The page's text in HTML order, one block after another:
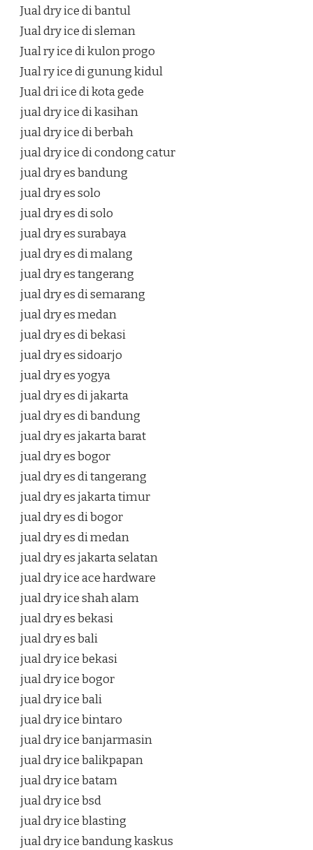
Jual dry ice di bantul
Jual dry ice di sleman
Jual ry ice di kulon progo
Jual ry ice di gunung kidul
Jual dri ice di kota gede
jual dry ice di kasihan
jual dry ice di berbah
jual dry ice di condong catur
jual dry es bandung
jual dry es solo
jual dry es di solo
jual dry es surabaya
jual dry es di malang
jual dry es tangerang
jual dry es di semarang
jual dry es medan
jual dry es di bekasi
jual dry es sidoarjo
jual dry es yogya
jual dry es di jakarta
jual dry es di bandung
jual dry es jakarta barat
jual dry es bogor
jual dry es di tangerang
jual dry es jakarta timur
jual dry es di bogor
jual dry es di medan
jual dry es jakarta selatan
jual dry ice ace hardware
jual dry ice shah alam
jual dry es bekasi
jual dry es bali
jual dry ice bekasi
jual dry ice bogor
jual dry ice bali
jual dry ice bintaro
jual dry ice banjarmasin
jual dry ice balikpapan
jual dry ice batam
jual dry ice bsd
jual dry ice blasting
jual dry ice bandung kaskus